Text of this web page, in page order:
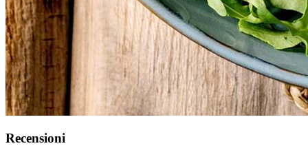
Recensioni